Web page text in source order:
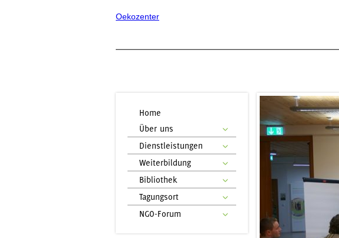
Oekozenter
Home
Über uns
Dienstleistungen
Weiterbildung
Bibliothek
Tagungsort
NGO-Forum